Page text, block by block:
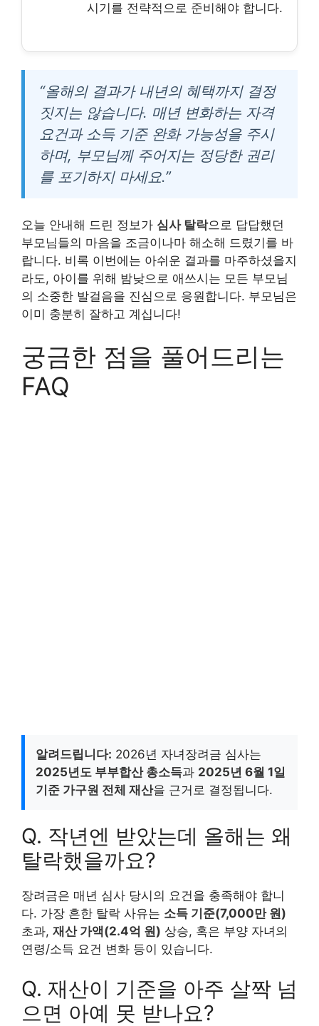
시기를 전략적으로 준비해야 합니다.
“올해의 결과가 내년의 혜택까지 결정
짓지는 않습니다. 매년 변화하는 자격
요건과 소득 기준 완화 가능성을 주시
하며, 부모님께 주어지는 정당한 권리
를 포기하지 마세요.”
오늘 안내해 드린 정보가 심사 탈락으로 답답했던
부모님들의 마음을 조금이나마 해소해 드렸기를 바
랍니다. 비록 이번에는 아쉬운 결과를 마주하셨을지
라도, 아이를 위해 밤낮으로 애쓰시는 모든 부모님
의 소중한 발걸음을 진심으로 응원합니다. 부모님은
이미 충분히 잘하고 계십니다!
궁금한 점을 풀어드리는
FAQ
알려드립니다: 2026년 자녀장려금 심사는
2025년도 부부합산 총소득과 2025년 6월 1일
기준 가구원 전체 재산을 근거로 결정됩니다.
Q. 작년엔 받았는데 올해는 왜
탈락했을까요?
장려금은 매년 심사 당시의 요건을 충족해야 합니
다. 가장 흔한 탈락 사유는 소득 기준(7,000만 원)
초과, 재산 가액(2.4억 원) 상승, 혹은 부양 자녀의
연령/소득 요건 변화 등이 있습니다.
Q. 재산이 기준을 아주 살짝 넘
으면 아예 못 받나요?